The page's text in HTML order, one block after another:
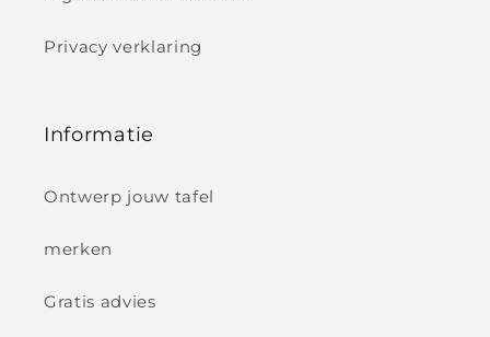
Privacy verklaring
Informatie
Ontwerp jouw tafel
merken
Gratis advies